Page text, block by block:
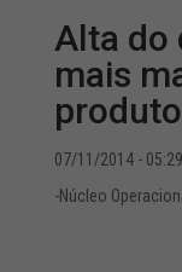
Alta do
mais
07/11/2014 - 05:29
-Núcleo